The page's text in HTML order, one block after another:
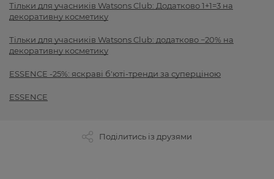
Тільки для учасників Watsons Club: Додатково 1+1=3 на
декоративну косметику
Тільки для учасників Watsons Club: додатково −20% на
декоративну косметику
ESSENCE -25%: яскраві б'юті-тренди за суперціною
ESSENCE
Поділитись із друзями